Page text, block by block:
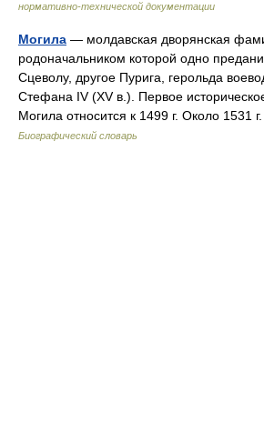
нормативно-технической документации
Могила — молдавская дворянская
родоначальником которой одно
Сцеволу, другое Пурига, герольда
Стефана IV (XV в.). Первое
Могила относится к 1499 г. Около 1531
Биографический словарь